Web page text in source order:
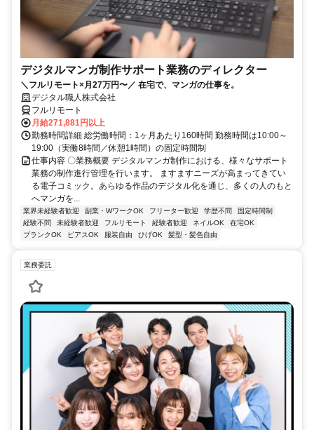
デジタルマンガ制作サポート業務のディレクター
＼フルリモート×月27万円〜／ 在宅で、マンガの仕事を。
デジタル職人株式会社
フルリモート
月給271,881円以上
勤務時間詳細 総労働時間：1ヶ月あたり160時間 勤務時間は10:00～
19:00（実働8時間／休憩1時間）の固定時間制
仕事内容 〇業務概要 デジタルマンガ制作における、様々なサポート
業務の制作進行管理を行います。 ますますニーズが高まってきてい
る電子コミック。あらゆる作品のデジタル化を通じ、多くの人のもと
へマンガを...
業界未経験者歓迎 副業・WワークOK フリーター歓迎 学歴不問
固定時間制
経験不問
未経験者歓迎 フルリモート 経験者歓迎 ネイルOK
在宅OK
ブランクOK
ピアスOK 服装自由 ひげOK 髪型・髪色自由
業務委託